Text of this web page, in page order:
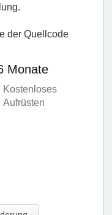
der Quellcode
Monate
Kostenloses
Aufrüsten